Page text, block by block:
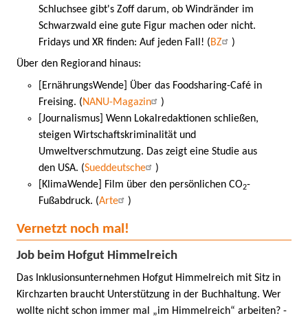
Schluchsee gibt's Zoff darum, ob Windränder im
Schwarzwald eine gute Figur machen oder nicht.
Fridays und XR finden: Auf jeden Fall! (BZ
)
Über den Regiorand hinaus:
[ErnährungsWende] Über das Foodsharing-Café in
Freising. (NANU-Magazin
)
[Journalismus] Wenn Lokalredaktionen schließen,
steigen Wirtschaftskriminalität und
Umweltverschmutzung. Das zeigt eine Studie aus
den USA. (Sueddeutsche
)
[KlimaWende] Film über den persönlichen CO2-
Fußabdruck. (Arte )
Vernetzt noch mal!
Job beim Hofgut Himmelreich
Das Inklusionsunternehmen Hofgut Himmelreich mit Sitz in
Kirchzarten braucht Unterstützung in der Buchhaltung. Wer
wollte nicht schon immer mal „im Himmelreich“ arbeiten? -